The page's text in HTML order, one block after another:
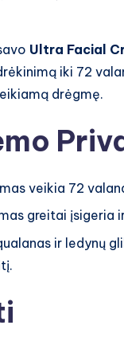
Ultra Facial
iki 72
drėgmę.
veikia 72
greitai įsigeria
ir ledynų